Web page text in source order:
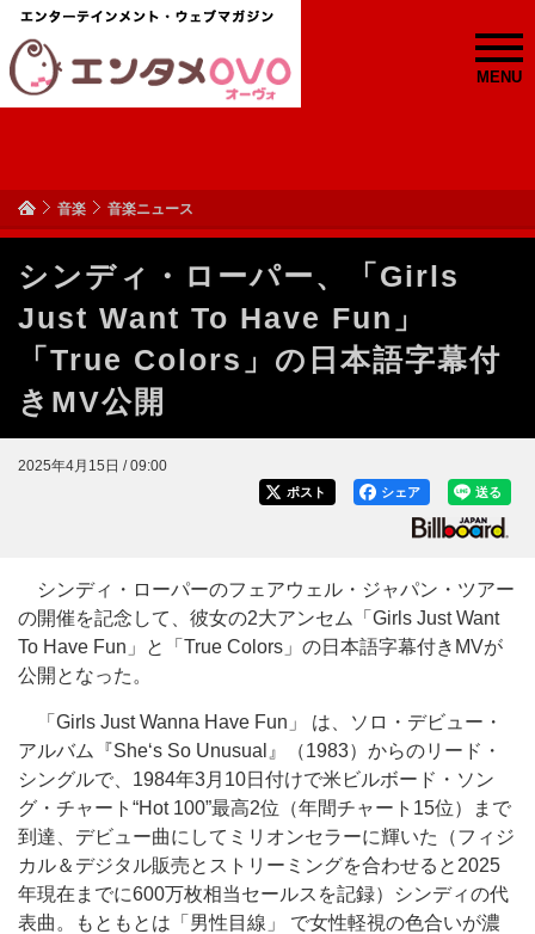
MENU
音楽 音楽ニュース
シンディ・ローパー、「Girls
Just Want To Have Fun」
「True Colors」の日本語字幕付
きMV公開
2025年4月15日 / 09:00
送る
シェア
ポスト
シンディ・ローパーのフェアウェル・ジャパン・ツアー
の開催を記念して、彼女の2大アンセム「Girls Just Want
To Have Fun」と「True Colors」の日本語字幕付きMVが
公開となった。
「Girls Just Wanna Have Fun」 は、ソロ・デビュー・
アルバム『She‘s So Unusual』（1983）からのリード・
シングルで、1984年3月10日付けで米ビルボード・ソン
グ・チャート“Hot 100”最高2位（年間チャート15位）まで
到達、デビュー曲にしてミリオンセラーに輝いた（フィジ
カル＆デジタル販売とストリーミングを合わせると2025
年現在までに600万枚相当セールスを記録）シンディの代
表曲。もともとは「男性目線」 で女性軽視の色合いが濃